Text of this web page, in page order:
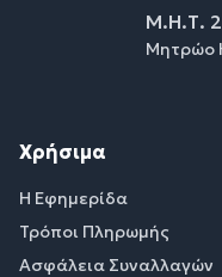
Μ.Η.Τ.
Μητρώο
Χρήσιμα
Η Εφημερίδα
Τρόποι Πληρωμής
Ασφάλεια Συναλλαγών